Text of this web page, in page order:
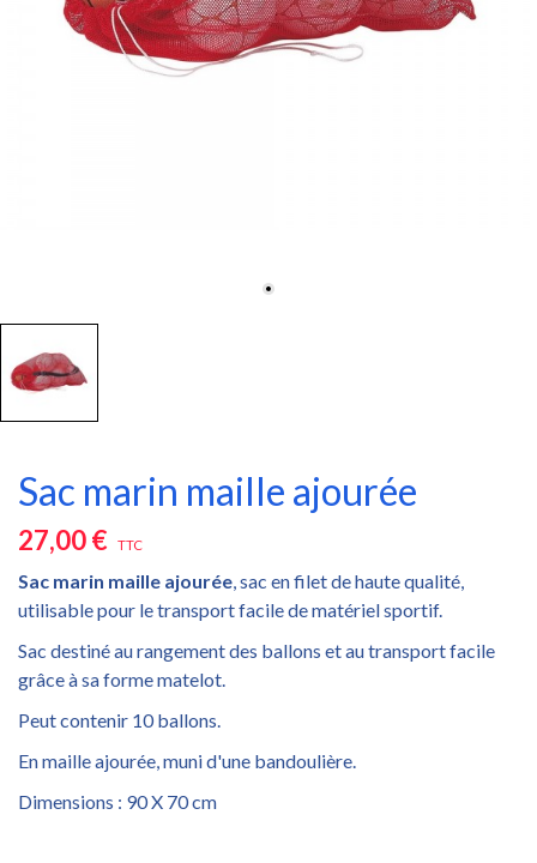
Sac marin maille ajourée
27,00 € TTC
Sac marin maille ajourée, sac en filet de haute qualité,
utilisable pour le transport facile de matériel sportif.
Sac destiné au rangement des ballons et au transport facile
grâce à sa forme matelot.
Peut contenir 10 ballons.
En maille ajourée, muni d'une bandoulière.
Dimensions : 90 X 70 cm